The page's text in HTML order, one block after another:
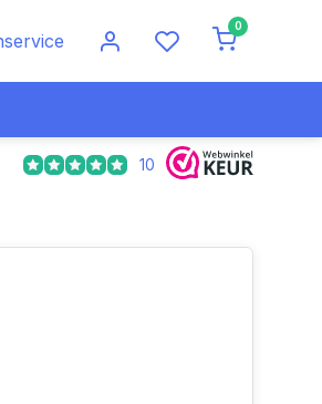
0
betalen Voor 17.00 uur besteld,
10